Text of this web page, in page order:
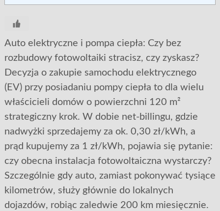
Auto elektryczne i pompa ciepła: Czy bez
rozbudowy fotowoltaiki stracisz, czy zyskasz?
Decyzja o zakupie samochodu elektrycznego
(EV) przy posiadaniu pompy ciepła to dla wielu
właścicieli domów o powierzchni 120 m²
strategiczny krok. W dobie net-billingu, gdzie
nadwyżki sprzedajemy za ok. 0,30 zł/kWh, a
prąd kupujemy za 1 zł/kWh, pojawia się pytanie:
czy obecna instalacja fotowoltaiczna wystarczy?
Szczególnie gdy auto, zamiast pokonywać tysiące
kilometrów, służy głównie do lokalnych
dojazdów, robiąc zaledwie 200 km miesięcznie.